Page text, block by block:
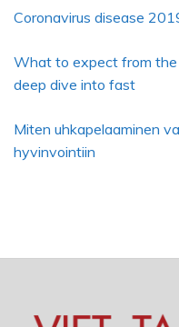
Coronavirus disease
What to expect from the
deep dive into fast
Miten uhkapelaaminen
hyvinvointiin